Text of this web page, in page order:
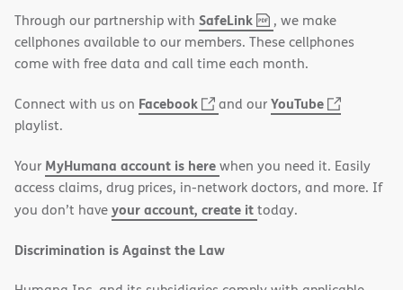
Through our partnership with SafeLink,
PDF
(opens
in
new
, we make
cellphones available to our members. These cellphones
come with free data and call time each month.
Connect with us on Facebook
(opens
window)
and ourYouTube
(opens
window)
playlist.
Your MyHumana account is herewhen you need it. Easily
access claims, drug prices, in-network doctors, and more. If
you don’t haveyour account, create ittoday.
Discrimination is Against the Law